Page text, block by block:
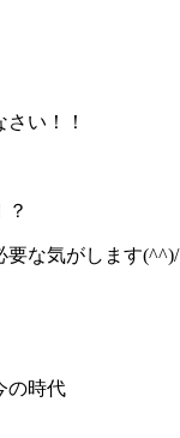
い！！
？
要な気がします(^^)/
の時代